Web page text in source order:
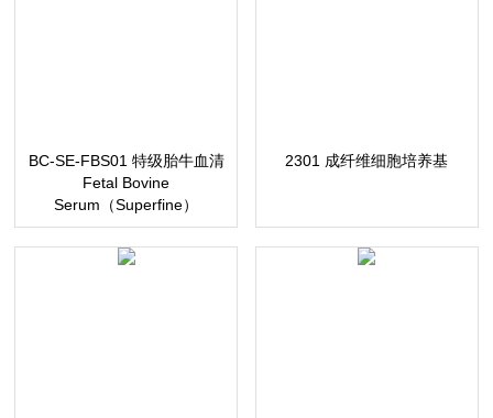
BC-SE-FBS01 特级胎牛血清
Fetal Bovine
Serum（Superfine）
2301 成纤维细胞培养基